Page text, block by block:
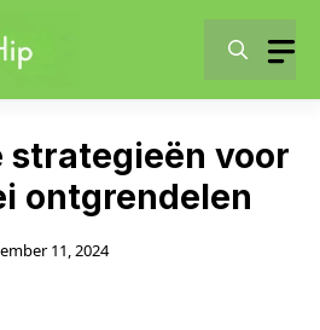
strategieën voor
ontgrendelen
11, 2024